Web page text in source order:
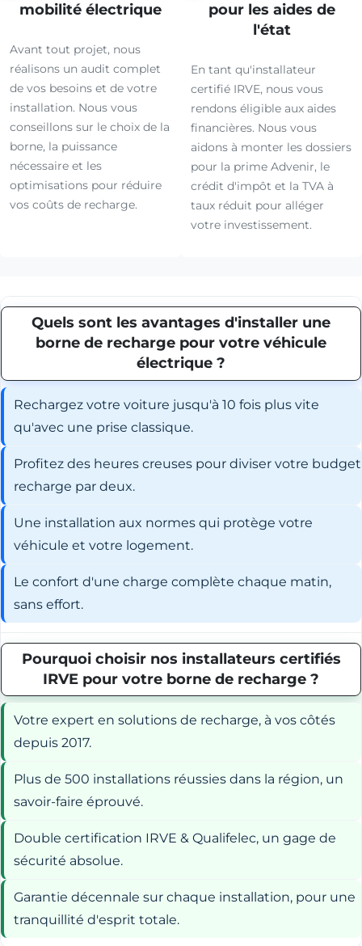
mobilité électrique
Avant tout projet, nous
réalisons un audit complet
de vos besoins et de votre
installation. Nous vous
conseillons sur le choix de la
borne, la puissance
nécessaire et les
optimisations pour réduire
vos coûts de recharge.
pour les aides de
l'état
En tant qu'installateur
certifié IRVE, nous vous
rendons éligible aux aides
financières. Nous vous
aidons à monter les dossiers
pour la prime Advenir, le
crédit d'impôt et la TVA à
taux réduit pour alléger
votre investissement.
Quels sont les avantages d'installer une
borne de recharge pour votre véhicule
électrique ?
Rechargez votre voiture jusqu'à 10 fois plus vite
qu'avec une prise classique.
Profitez des heures creuses pour diviser votre budget
recharge par deux.
Une installation aux normes qui protège votre
véhicule et votre logement.
Le confort d'une charge complète chaque matin,
sans effort.
Pourquoi choisir nos installateurs certifiés
IRVE pour votre borne de recharge ?
Votre expert en solutions de recharge, à vos côtés
depuis 2017.
Plus de 500 installations réussies dans la région, un
savoir-faire éprouvé.
Double certification IRVE & Qualifelec, un gage de
sécurité absolue.
Garantie décennale sur chaque installation, pour une
tranquillité d'esprit totale.